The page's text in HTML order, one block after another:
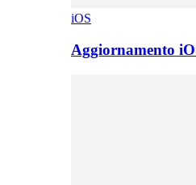
iOS
Aggiornamento